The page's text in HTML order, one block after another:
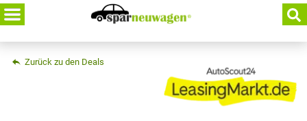
Skip
to
content
Zurück zu den Deals